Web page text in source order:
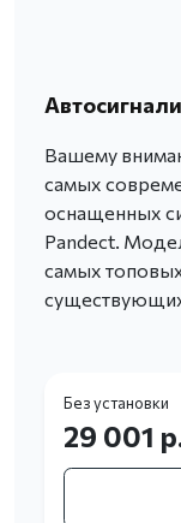
Вашему
самых
оснащенных
Pandect.
самых
Без установки
29 001